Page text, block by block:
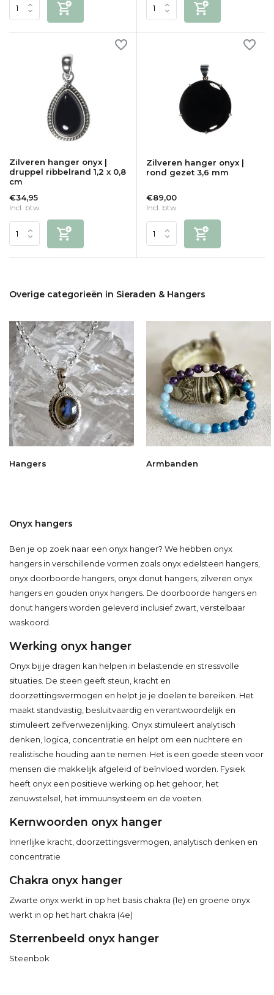
Zilveren hanger onyx |
druppel ribbelrand 1,2 x 0,8
cm
€34,95
Incl. btw
Zilveren hanger onyx |
rond gezet 3,6 mm
€89,00
Incl. btw
Overige categorieën in Sieraden & Hangers
Hangers Armbanden
Onyx hangers
Ben je op zoek naar een onyx hanger? We hebben onyx
hangers in verschillende vormen zoals onyx edelsteen hangers,
onyx doorboorde hangers, onyx donut hangers, zilveren onyx
hangers en gouden onyx hangers. De doorboorde hangers en
donut hangers worden geleverd inclusief zwart, verstelbaar
waskoord.
Werking onyx hanger
Onyx bij je dragen kan helpen in belastende en stressvolle
situaties. De steen geeft steun, kracht en
doorzettingsvermogen en helpt je je doelen te bereiken. Het
maakt standvastig, besluitvaardig en verantwoordelijk en
stimuleert zelfverwezenlijking. Onyx stimuleert analytisch
denken, logica, concentratie en helpt om een nuchtere en
realistische houding aan te nemen. Het is een goede steen voor
mensen die makkelijk afgeleid of beïnvloed worden. Fysiek
heeft onyx een positieve werking op het gehoor, het
zenuwstelsel, het immuunsysteem en de voeten.
Kernwoorden onyx hanger
Innerlijke kracht, doorzettingsvermogen, analytisch denken en
concentratie
Chakra onyx hanger
Zwarte onyx werkt in op het basis chakra (1e) en groene onyx
werkt in op het hart chakra (4e)
Sterrenbeeld onyx hanger
Steenbok